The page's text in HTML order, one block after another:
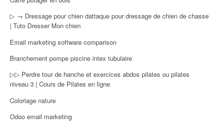
▷ → Dressage pour chien dattaque pour dressage de chien de chasse
| Tuto Dresser Mon chien
Email marketing software comparison
Branchement pompe piscine intex tubulaire
▷▷ Perdre tour de hanche et exercices abdos pilates ou pilates
niveau 3 | Cours de Pilates en ligne
Coloriage nature
Odoo email marketing